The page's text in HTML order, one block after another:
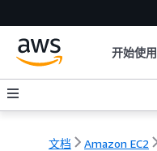
开始使用
文档 Amazon EC2